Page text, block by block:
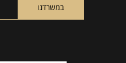
במשרדנו